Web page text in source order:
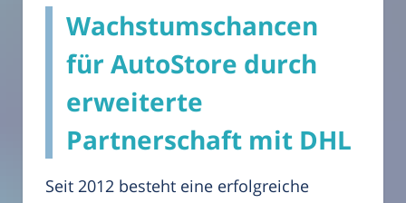
Wachstumschancen
für AutoStore durch
erweiterte
Partnerschaft mit DHL
Seit 2012 besteht eine erfolgreiche